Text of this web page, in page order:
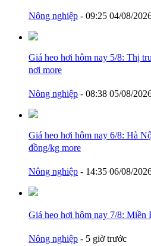
Nông nghiệp - 09:25 04/08/
Giá heo hơi hôm nay 5/8: Thị
nơi more
Nông nghiệp - 08:38 05/08/
Giá heo hơi hôm nay 6/8: Hà
đồng/kg more
Nông nghiệp - 14:35 06/08/
Giá heo hơi hôm nay 7/8: Miền
Nông nghiệp - 5 giờ trước